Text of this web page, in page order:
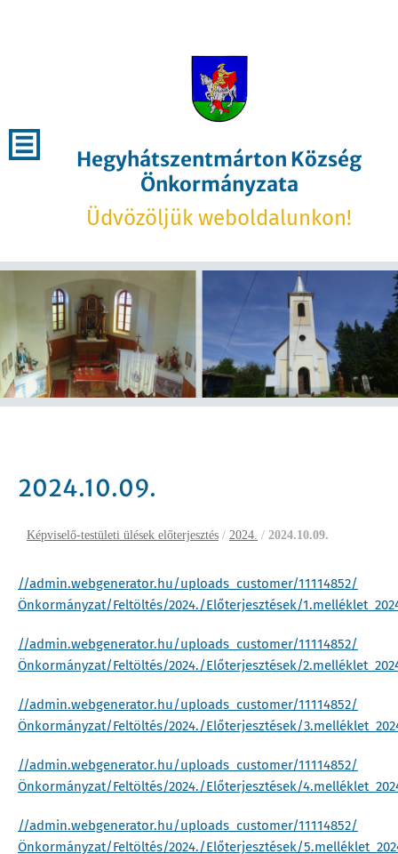
Hegyhátszentmárton Község
Önkormányzata
Üdvözöljük weboldalunkon!
2024.10.09.
Képviselő-testületi ülések előterjesztés / 2024. / 2024.10.09.
//admin.webgenerator.hu/uploads_customer/11114852/
Önkormányzat/Feltöltés/2024./Előterjesztések/
//admin.webgenerator.hu/uploads_customer/11114852/
Önkormányzat/Feltöltés/2024./Előterjesztések/
//admin.webgenerator.hu/uploads_customer/11114852/
Önkormányzat/Feltöltés/2024./Előterjesztések/
//admin.webgenerator.hu/uploads_customer/11114852/
Önkormányzat/Feltöltés/2024./Előterjesztések/
//admin.webgenerator.hu/uploads_customer/11114852/
Önkormányzat/Feltöltés/2024./Előterjesztések/